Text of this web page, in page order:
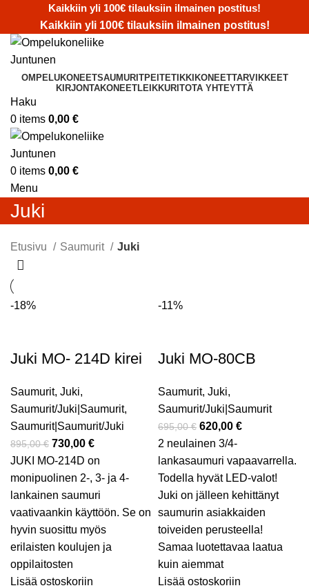
Kaikkiin yli 100€ tilauksiin ilmainen postitus!
Kaikkiin yli 100€ tilauksiin ilmainen postitus!
OMPELUKONEETSAUMURITPEITETIKKIKONEETTARVIKKEET
KIRJONTAKONEETLEIKKURITOTA YHTEYTTÄ
Haku
0 items 0,00 €
0 items 0,00 €
Menu
Juki
Etusivu Saumurit Juki
-18%
Juki MO- 214D kirei
Saumurit, Juki,
Saumurit/Juki|Saumurit,
Saumurit|Saumurit/Juki
895,00€ 730,00 €
JUKI MO-214D on
monipuolinen 2-, 3- ja 4-
lankainen saumuri
vaativaankin käyttöön. Se on
hyvin suosittu myös
erilaisten koulujen ja
oppilaitosten
Lisää ostoskoriin
-11%
Juki MO-80CB
Saumurit, Juki,
Saumurit/Juki|Saumurit
695,00€ 620,00 €
2 neulainen 3/4-
lankasaumuri vapaavarrella.
Todella hyvät LED-valot!
Juki on jälleen kehittänyt
saumurin asiakkaiden
toiveiden perusteella!
Samaa luotettavaa laatua
kuin aiemmat
Lisää ostoskoriin